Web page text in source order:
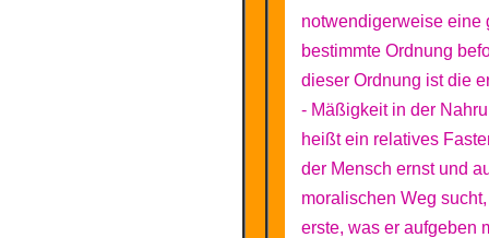
notwendigerweise eine
bestimmte Ordnung
dieser Ordnung ist die
- Mäßigkeit in der
heißt ein relatives
der Mensch ernst und
moralischen Weg
erste, was er aufgeben